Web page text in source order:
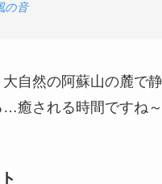
の音
自然の阿蘇山の麓で
癒される時間ですね